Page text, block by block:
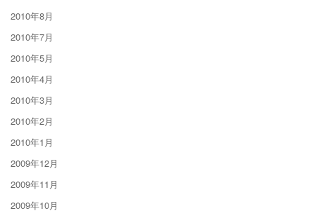
2010年8月
2010年7月
2010年5月
2010年4月
2010年3月
2010年2月
2010年1月
2009年12月
2009年11月
2009年10月